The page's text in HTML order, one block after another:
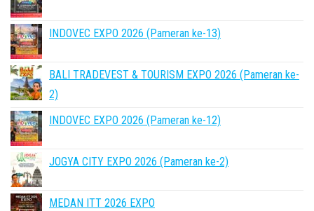
INDOVEC EXPO 2026 (Pameran ke-13)
BALI TRADEVEST & TOURISM EXPO 2026 (Pameran ke-
2)
INDOVEC EXPO 2026 (Pameran ke-12)
JOGYA CITY EXPO 2026 (Pameran ke-2)
MEDAN ITT 2026 EXPO